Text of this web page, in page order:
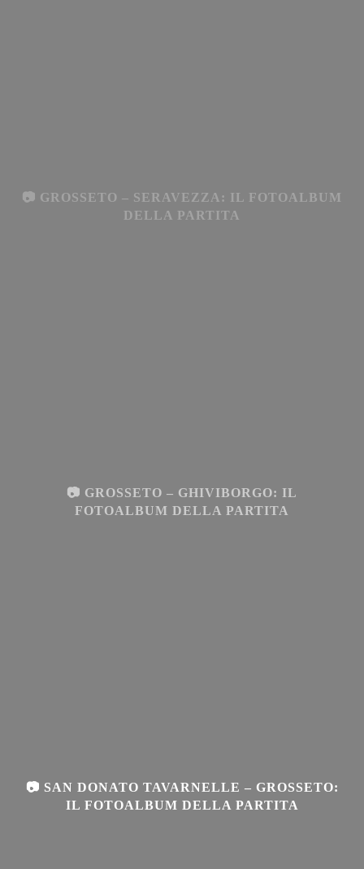
📷 GROSSETO – SERAVEZZA: IL FOTOALBUM
DELLA PARTITA
📷 GROSSETO – GHIVIBORGO: IL
FOTOALBUM DELLA PARTITA
📷 SAN DONATO TAVARNELLE – GROSSETO:
IL FOTOALBUM DELLA PARTITA